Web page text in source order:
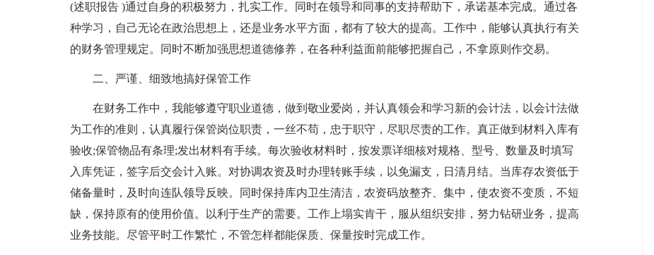
(述职报告 )通过自身的积极努力，扎实工作。同时在领导和同事的支持帮助下，承诺基本完成。通过各
种学习，自己无论在政治思想上，还是业务水平方面，都有了较大的提高。工作中，能够认真执行有关
的财务管理规定。同时不断加强思想道德修养，在各种利益面前能够把握自己，不拿原则作交易。
二、严谨、细致地搞好保管工作
在财务工作中，我能够遵守职业道德，做到敬业爱岗，并认真领会和学习新的会计法，以会计法做
为工作的准则，认真履行保管岗位职责，一丝不苟，忠于职守，尽职尽责的工作。真正做到材料入库有
验收;保管物品有条理;发出材料有手续。每次验收材料时，按发票详细核对规格、型号、数量及时填写
入库凭证，签字后交会计入账。对协调农资及时办理转账手续，以免漏支，日清月结。当库存农资低于
储备量时，及时向连队领导反映。同时保持库内卫生清洁，农资码放整齐、集中，使农资不变质，不短
缺，保持原有的使用价值。以利于生产的需要。工作上塌实肯干，服从组织安排，努力钻研业务，提高
业务技能。尽管平时工作繁忙，不管怎样都能保质、保量按时完成工作。